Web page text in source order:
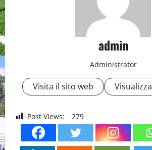
admin
Administrator
Visita il sito web
Post Views: 279